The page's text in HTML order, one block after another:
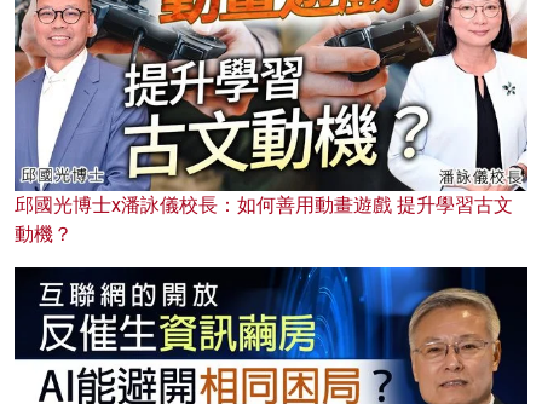
邱國光博士x潘詠儀校長：如何善用動畫遊戲 提升學習古文
動機？